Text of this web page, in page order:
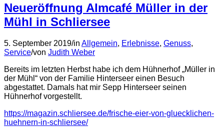
Neueröffnung Almcafé Müller in der
Mühl in Schliersee
5. September 2019/in Allgemein, Erlebnisse, Genuss,
Service/von Judith Weber
Bereits im letzten Herbst habe ich dem Hühnerhof „Müller in
der Mühl“ von der Familie Hinterseer einen Besuch
abgestattet. Damals hat mir Sepp Hinterseer seinen
Hühnerhof vorgestellt.
https://magazin.schliersee.de/frische-eier-von-gluecklichen-
huehnern-in-schliersee/